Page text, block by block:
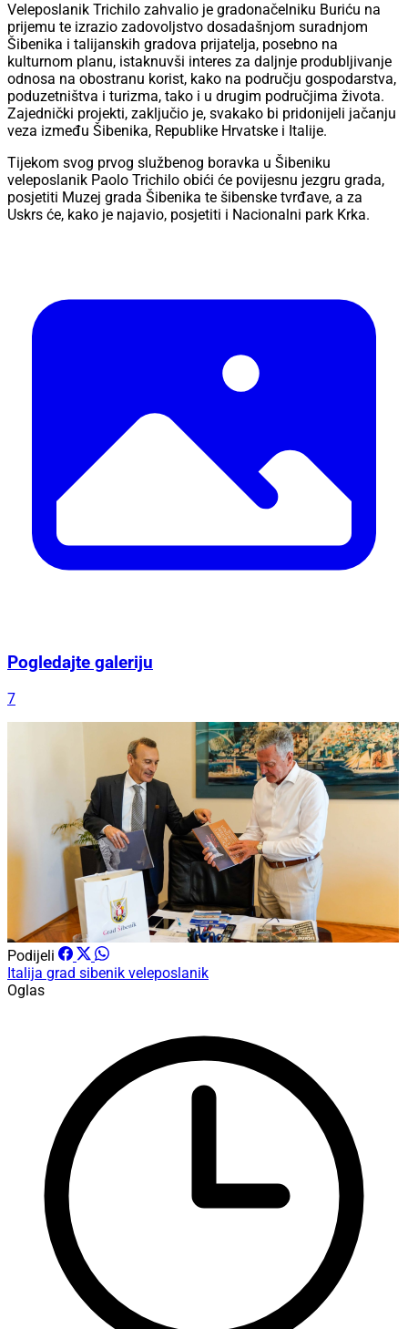
Veleposlanik Trichilo zahvalio je gradonačelniku Buriću na
prijemu te izrazio zadovoljstvo dosadašnjom suradnjom
Šibenika i talijanskih gradova prijatelja, posebno na
kulturnom planu, istaknuvši interes za daljnje produbljivanje
odnosa na obostranu korist, kako na području gospodarstva,
poduzetništva i turizma, tako i u drugim područjima života.
Zajednički projekti, zaključio je, svakako bi pridonijeli jačanju
veza između Šibenika, Republike Hrvatske i Italije.
Tijekom svog prvog službenog boravka u Šibeniku
veleposlanik Paolo Trichilo obići će povijesnu jezgru grada,
posjetiti Muzej grada Šibenika te šibenske tvrđave, a za
Uskrs će, kako je najavio, posjetiti i Nacionalni park Krka.
Pogledajte galeriju
7
Podijeli
Italija grad sibenik veleposlanik
Oglas